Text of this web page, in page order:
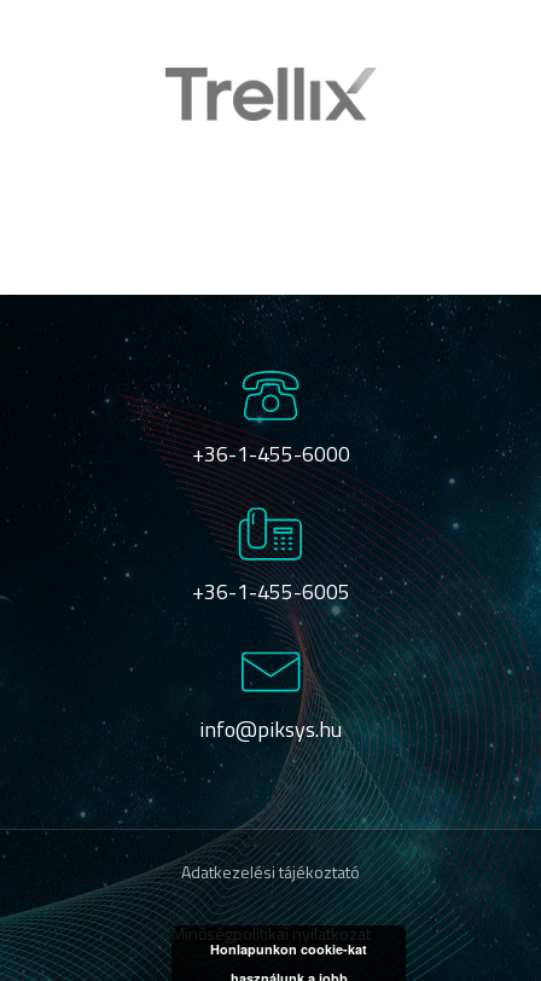
+36-1-455-6000
+36-1-455-6005
info@piksys.hu
Adatkezelési tájékoztató
Minőségpolitikai nyilatkozat
Honlapunkon cookie-kat